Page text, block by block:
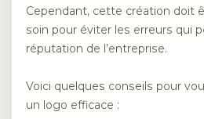
Cependant, cette création doit
soin pour éviter les erreurs qui
réputation de l’entreprise.
Voici quelques conseils pour
un logo efficace :